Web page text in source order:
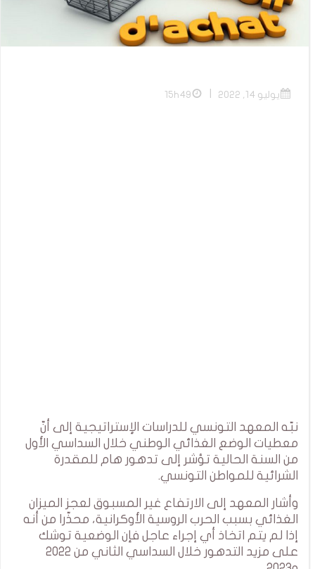
يوليو 14, 2022 15h49
نبّه المعهد التونسي للدراسات الإستراتيجية إلى أنّ
معطيات الوضع الغذائي الوطني خلال السداسي الأول
من السنة الحالية تؤشر إلى تدهور هام للمقدرة
الشرائية للمواطن التونسي.
وأشار المعهد إلى الارتفاع غير المسبوق لعجز الميزان
الغذائي بسبب الحرب الروسية الأوكرانية، محذّرا من أنه
إذا لم يتم اتخاذ أي إجراء عاجل فإن الوضعية توشك
على مزيد التدهور خلال السداسي الثاني من 2022